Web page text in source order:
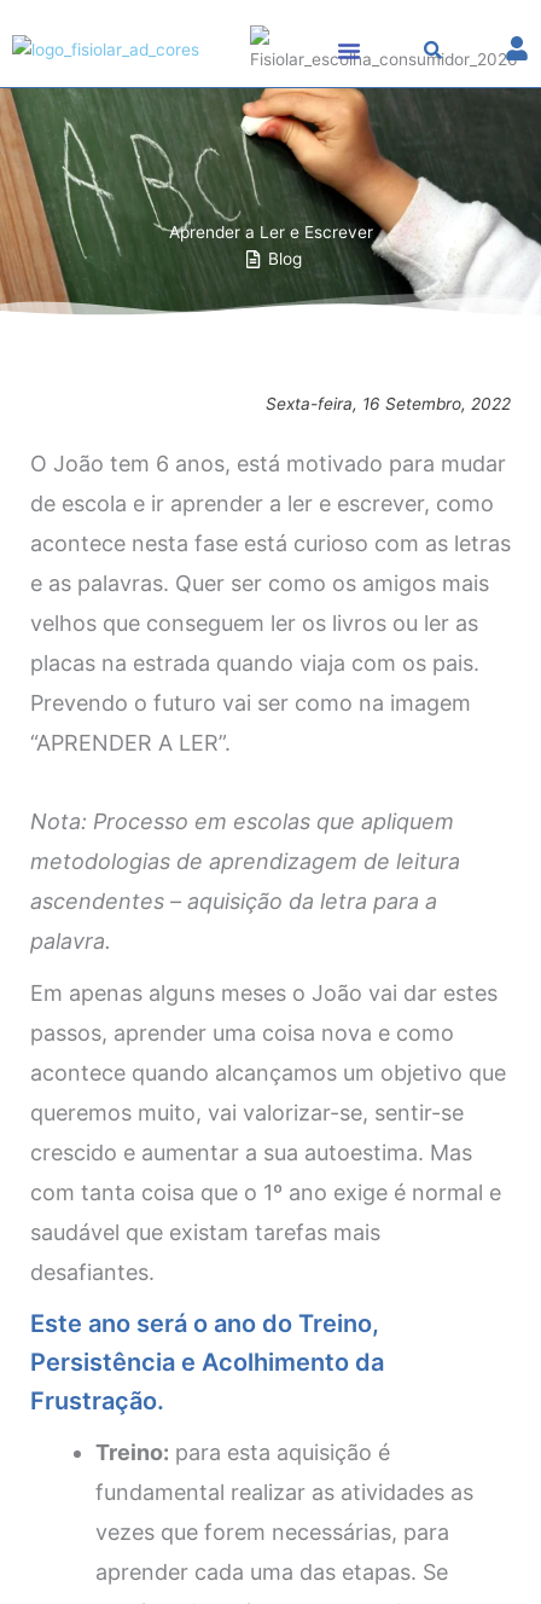
to
Aprender a Ler e Escrever
Blog
Sexta-feira, 16 Setembro, 2022
O João tem 6 anos, está motivado para mudar
de escola e ir aprender a ler e escrever, como
acontece nesta fase está curioso com as letras
e as palavras. Quer ser como os amigos mais
velhos que conseguem ler os livros ou ler as
placas na estrada quando viaja com os pais.
Prevendo o futuro vai ser como na imagem
“APRENDER A LER”.
Nota: Processo em escolas que apliquem
metodologias de aprendizagem de leitura
ascendentes – aquisição da letra para a
palavra.
Em apenas alguns meses o João vai dar estes
passos, aprender uma coisa nova e como
acontece quando alcançamos um objetivo que
queremos muito, vai valorizar-se, sentir-se
crescido e aumentar a sua autoestima. Mas
com tanta coisa que o 1º ano exige é normal e
saudável que existam tarefas mais
desafiantes.
Este ano será o ano do Treino,
Persistência e Acolhimento da
Frustração.
Treino: para esta aquisição é
fundamental realizar as atividades as
vezes que forem necessárias, para
aprender cada uma das etapas. Se